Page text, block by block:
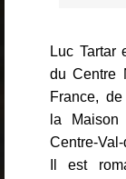
Luc Tartar
du Centre
France,
la Maison
Centre-
Il est